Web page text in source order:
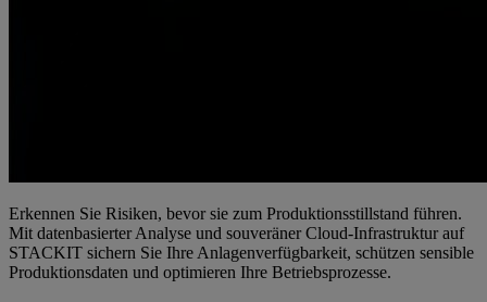
Erkennen Sie Risiken, bevor sie zum Produktionsstillstand führen.
Mit datenbasierter Analyse und souveräner Cloud-Infrastruktur auf
STACKIT sichern Sie Ihre Anlagenverfügbarkeit, schützen sensible
Produktionsdaten und optimieren Ihre Betriebsprozesse.